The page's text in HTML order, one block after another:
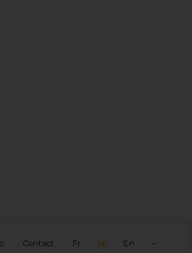
Contact Fr Nl En –